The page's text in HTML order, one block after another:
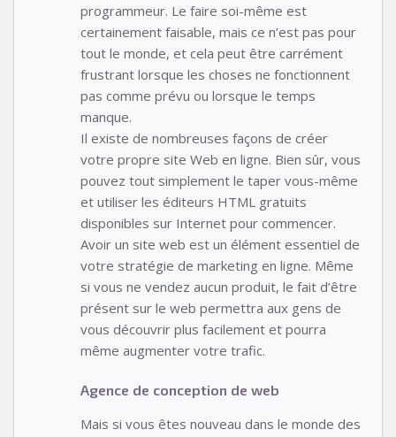
programmeur. Le faire soi-même est
certainement faisable, mais ce n’est pas pour
tout le monde, et cela peut être carrément
frustrant lorsque les choses ne fonctionnent
pas comme prévu ou lorsque le temps
manque.
Il existe de nombreuses façons de créer
votre propre site Web en ligne. Bien sûr, vous
pouvez tout simplement le taper vous-même
et utiliser les éditeurs HTML gratuits
disponibles sur Internet pour commencer.
Avoir un site web est un élément essentiel de
votre stratégie de marketing en ligne. Même
si vous ne vendez aucun produit, le fait d’être
présent sur le web permettra aux gens de
vous découvrir plus facilement et pourra
même augmenter votre trafic.
Agence de conception de web
Mais si vous êtes nouveau dans le monde des